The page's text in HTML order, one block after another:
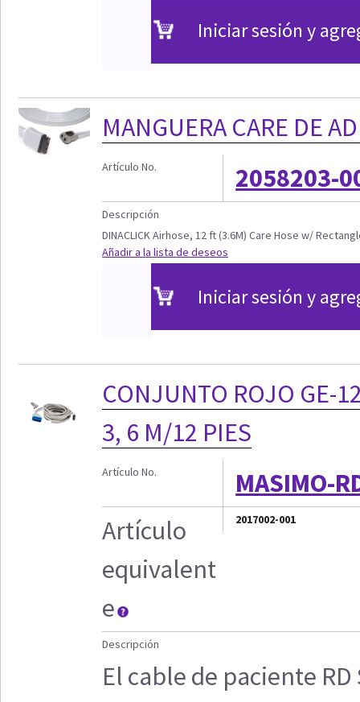
Iniciar sesión y
MANGUERA CARE DE
Artículo No. 2058203-
Descripción
DINACLICK Airhose, 12 ft (3.6M) Care Hose w/
Añadir a la lista de deseos
Iniciar sesión y
CONJUNTO ROJO GE-
3, 6 M/12 PIES
Artículo No.
MASIMO-
Artículo
equivalent
e
2017002-001
Descripción
El cable de paciente